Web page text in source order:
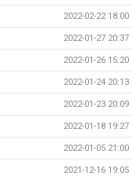
2022-02-22 18:00
2022-01-27 20:37
2022-01-26 15:20
2022-01-24 20:13
2022-01-23 20:09
2022-01-18 19:27
2022-01-05 21:00
2021-12-16 19:05